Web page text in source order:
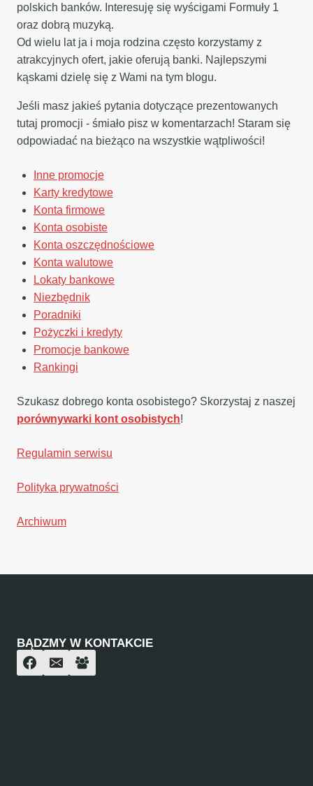
polskich banków. Interesuję się wyścigami Formuły 1
oraz dobrą muzyką.
Od wielu lat ja i moja rodzina często korzystamy z
atrakcyjnych ofert, jakie oferują banki. Najlepszymi
kąskami dzielę się z Wami na tym blogu.
Jeśli masz jakieś pytania dotyczące prezentowanych
tutaj promocji - śmiało pisz w komentarzach! Staram się
odpowiadać na bieżąco na wszystkie wątpliwości!
Inne promocje
Karty kredytowe
Konta firmowe
Konta osobiste
Konta oszczędnościowe
Konta walutowe
Lokaty bankowe
Niezbędnik
Poradniki
Pożyczki i kredyty
Promocje bankowe
Rankingi
Szukasz dobrego konta osobistego? Skorzystaj z naszej
porównywarki kont osobistych!
Regulamin serwisu
Polityka prywatności
Archiwum
BĄDZMY W KONTAKCIE